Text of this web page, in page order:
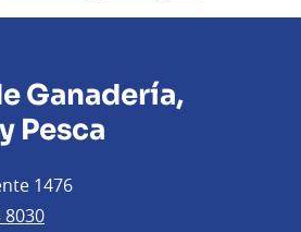
Ganadería,
Pesca
1476
8030